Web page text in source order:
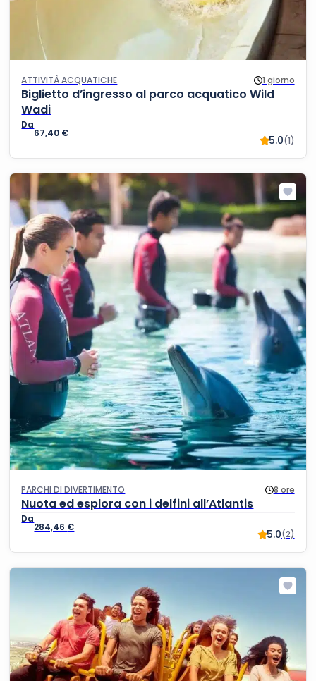
ATTIVITÀ ACQUATICHE 1 giorno
Biglietto d’ingresso al parco acquatico Wild
Wadi
67,40 €
5.0(1)
PARCHI DI DIVERTIMENTO 8 ore
Nuota ed esplora con i delfini all’Atlantis
284,46 €
5.0(2)